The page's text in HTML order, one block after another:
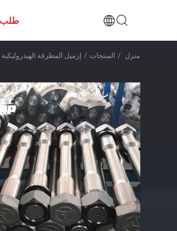
طلب
منزل / المنتجات / إزميل المطرقة الهيدروليكية